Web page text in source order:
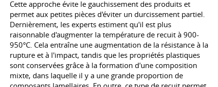
Cette approche évite le gauchissement des produits et
permet aux petites pièces d'éviter un durcissement partiel.
Dernièrement, les experts estiment qu'il est plus
raisonnable d'augmenter la température de recuit à 900-
950°С. Cela entraîne une augmentation de la résistance à la
rupture et à l'impact, tandis que les propriétés plastiques
sont conservées grâce à la formation d'une composition
mixte, dans laquelle il y a une grande proportion de